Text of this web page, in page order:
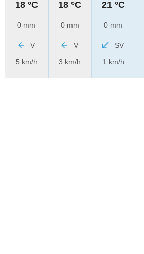
18 °C
0 mm
V
5 km/h
18 °C
0 mm
V
3 km/h
21 °C
0 mm
SV
1 km/h